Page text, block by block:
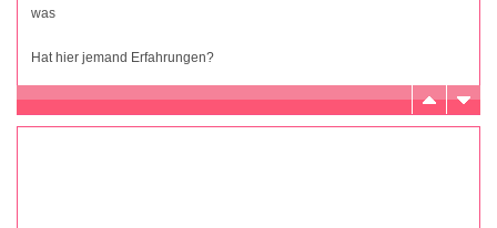
was
Hat hier jemand Erfahrungen?